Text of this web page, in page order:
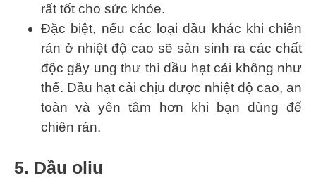
rất tốt cho sức khỏe.
Đặc biệt, nếu các loại dầu khác khi chiên
rán ở nhiệt độ cao sẽ sản sinh ra các chất
độc gây ung thư thì dầu hạt cải không như
thế. Dầu hạt cải chịu được nhiệt độ cao, an
toàn và yên tâm hơn khi bạn dùng để
chiên rán.
5. Dầu oliu